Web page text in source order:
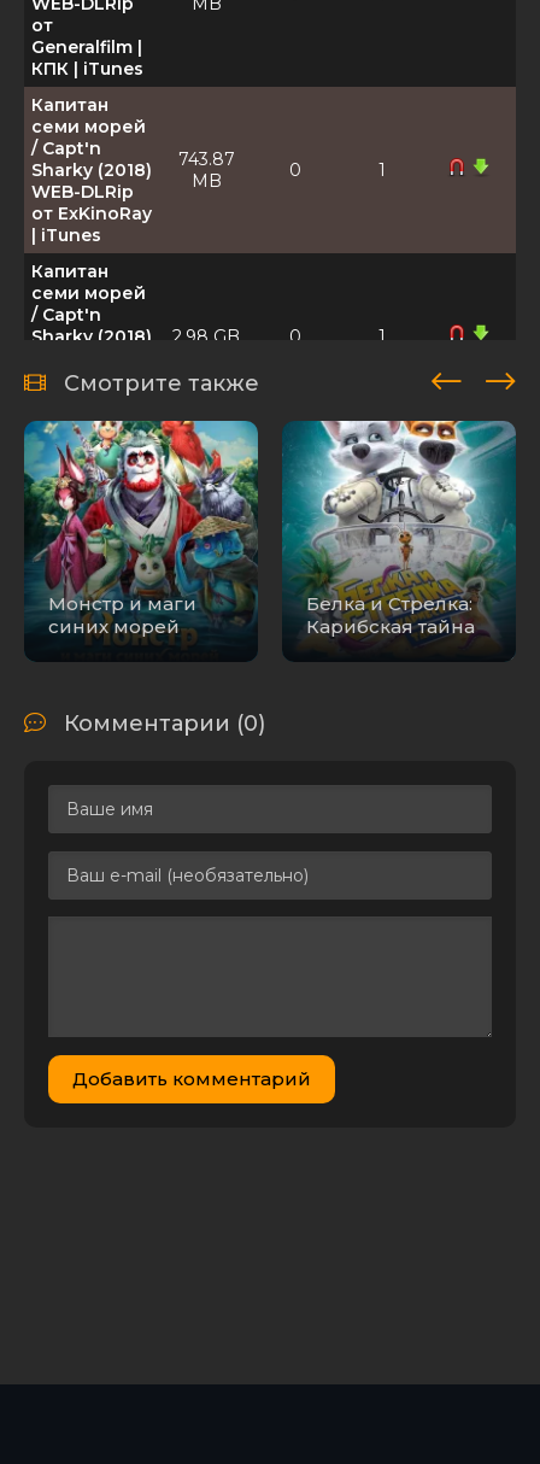
от
Generalfilm |
КПК | iTunes
Капитан
семи морей
/ Capt'n
Sharky (2018)
WEB-DLRip
от ExKinoRay
| iTunes
743.87
MB
0 1
Капитан
семи морей
/ Capt'n
Sharky (2018)
1080p |
2.98 GB 0 1
Капитан
семи морей
/ Capt'n
Sharky (2018)
WEB-DLRip
[H.264]
1.21 GB 0
Смотрите также
Монстр и маги
синих морей
Белка и Стрелка:
Карибская тайна
Комментарии (0)
Добавить комментарий